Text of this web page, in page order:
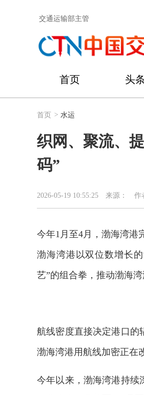
交通运输部主管
首页 头
首页 > 水运
织网、聚流、
码”
2026-05-19 10:55:25 来源： 作
今年1月至4月，渤海湾港
渤海湾港以双位数增长
艺”的组合拳，推动渤海
航线密度直接决定港口的
渤海湾港用航线加密正在
今年以来，渤海湾港持续